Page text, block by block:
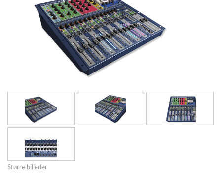
Sprog/Region
Større billeder